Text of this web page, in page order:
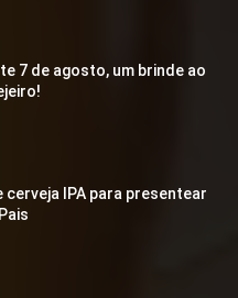
7 de agosto, um brinde ao
cerveja IPA para presentear